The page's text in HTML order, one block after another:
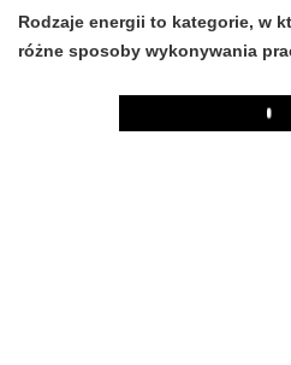
Rodzaje energii to kategorie, w
różne sposoby wykonywania
Play